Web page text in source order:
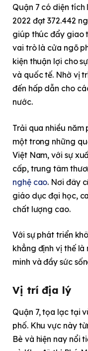
Quận 7 có diện tích
2022 đạt 372.442
giúp thúc đẩy giao
vai trò là cửa ngõ
kiện thuận lợi cho
và quốc tế. Nhờ vị
đến hấp dẫn cho
nước.
Trải qua nhiều năm
một trong những
Việt Nam, với sự
cấp, trung tâm
nghệ cao. Nơi đây
giáo dục đại học,
chất lượng cao.
Với sự phát triển
khẳng định vị thế
minh và đầy sức
Vị trí địa lý
Quận 7, tọa lạc tại
phố. Khu vực này
Bè và hiện nay nổi